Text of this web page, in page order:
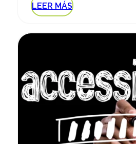
LEER MÁS